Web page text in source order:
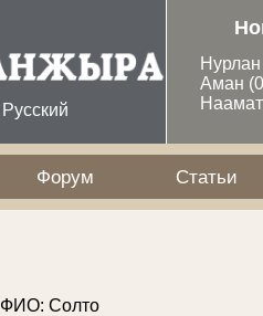
Русский
Аман
Форум Статьи
ФИО: Солто